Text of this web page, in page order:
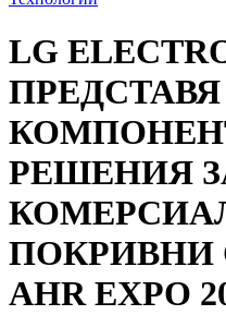
LG
РЕШЕНИЯ
ПОКРИВНИ
AHR EXPO